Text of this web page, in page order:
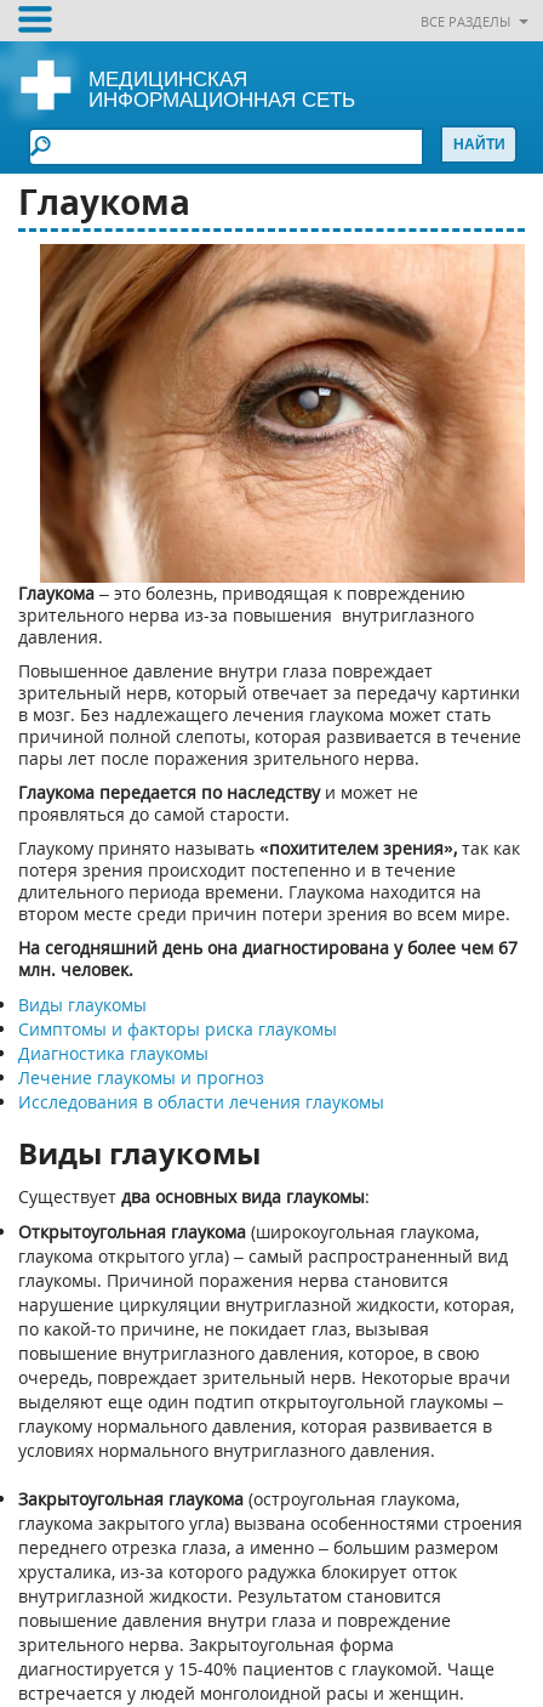
ВСЕ РАЗДЕЛЫ
МЕДИЦИНСКАЯ
ИНФОРМАЦИОННАЯ СЕТЬ
Глаукома
Глаукома – это болезнь, приводящая к повреждению
зрительного нерва из-за повышения внутриглазного
давления.
Повышенное давление внутри глаза повреждает
зрительный нерв, который отвечает за передачу картинки
в мозг. Без надлежащего лечения глаукома может стать
причиной полной слепоты, которая развивается в течение
пары лет после поражения зрительного нерва.
Глаукома передается по наследствуи может не
проявляться до самой старости.
Глаукому принято называть «похитителем зрения», так как
потеря зрения происходит постепенно и в течение
длительного периода времени. Глаукома находится на
втором месте среди причин потери зрения во всем мире.
На сегодняшний день она диагностирована у более чем 67
млн. человек.
Виды глаукомы
Симптомы и факторы риска глаукомы
Диагностика глаукомы
Лечение глаукомы и прогноз
Исследования в области лечения глаукомы
Виды глаукомы
Существует два основных вида глаукомы:
Открытоугольная глаукома (широкоугольная глаукома,
глаукома открытого угла) – самый распространенный вид
глаукомы. Причиной поражения нерва становится
нарушение циркуляции внутриглазной жидкости, которая,
по какой-то причине, не покидает глаз, вызывая
повышение внутриглазного давления, которое, в свою
очередь, повреждает зрительный нерв. Некоторые врачи
выделяют еще один подтип открытоугольной глаукомы –
глаукому нормального давления, которая развивается в
условиях нормального внутриглазного давления.
Закрытоугольная глаукома (остроугольная глаукома,
глаукома закрытого угла) вызвана особенностями строения
переднего отрезка глаза, а именно – большим размером
хрусталика, из-за которого радужка блокирует отток
внутриглазной жидкости. Результатом становится
повышение давления внутри глаза и повреждение
зрительного нерва. Закрытоугольная форма
диагностируется у 15-40% пациентов с глаукомой. Чаще
встречается у людей монголоидной расы и женщин.